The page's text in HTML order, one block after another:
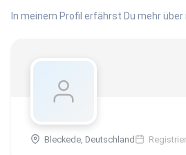
In meinem Profil erfährst Du mehr
Bleckede, Deutschland